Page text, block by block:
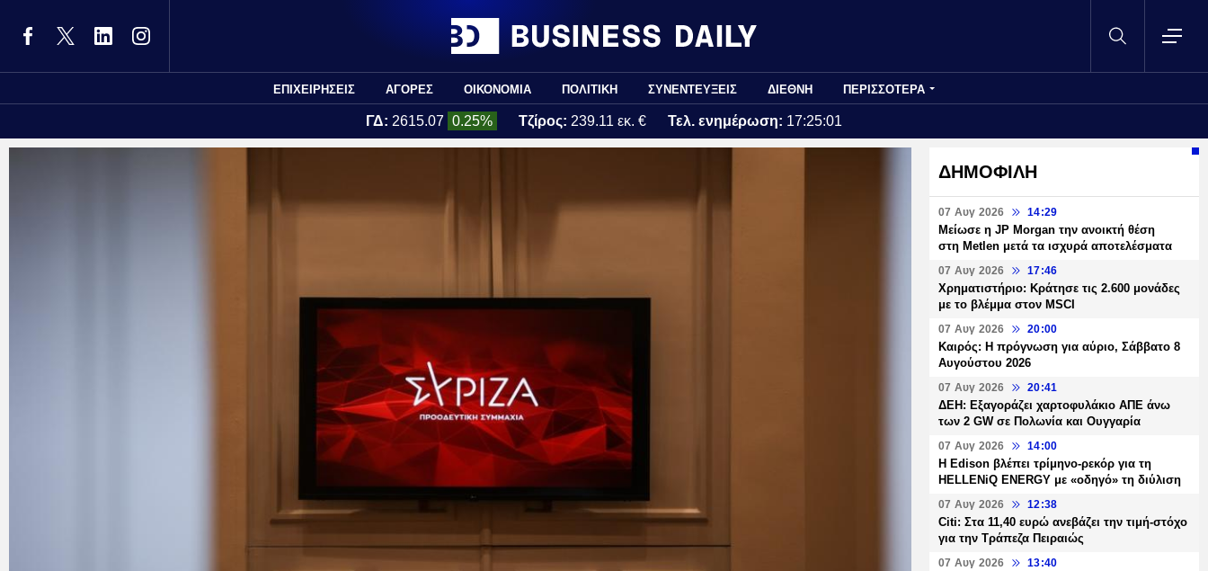
ΕΠΙΧΕΙΡΗΣΕΙΣ ΑΓΟΡΕΣ ΟΙΚΟΝΟΜΙΑ ΠΟΛΙΤΙΚΗ ΣΥΝΕΝΤΕΥΞΕΙΣ ΔΙΕΘΝΗ ΠΕΡΙΣΣΟΤΕΡΑ
ΓΔ: 2615.07 0.25% Τζίρος: 239.11 εκ. € Τελ. ενημέρωση: 17:25:01
ΔΗΜΟΦΙΛΗ
07 Αυγ 2026 14:29
Μείωσε η JP Morgan την ανοικτή θέση
στη Metlen μετά τα ισχυρά αποτελέσματα
07 Αυγ 2026 17:46
Χρηματιστήριο: Κράτησε τις 2.600 μονάδες
με το βλέμμα στον MSCI
07 Αυγ 2026 20:00
Καιρός: Η πρόγνωση για αύριο, Σάββατο 8
Αυγούστου 2026
07 Αυγ 2026 20:41
ΔΕΗ: Εξαγοράζει χαρτοφυλάκιο ΑΠΕ άνω
των 2 GW σε Πολωνία και Ουγγαρία
07 Αυγ 2026 14:00
Η Edison βλέπει τρίμηνο-ρεκόρ για τη
HELLENiQ ENERGY με «οδηγό» τη διύλιση
07 Αυγ 2026 12:38
Citi: Στα 11,40 ευρώ ανεβάζει την τιμή-στόχο
για την Τράπεζα Πειραιώς
07 Αυγ 2026 13:40